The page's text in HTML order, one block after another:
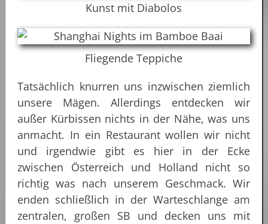
Kunst mit Diabolos
Fliegende Teppiche
Tatsächlich knurren uns inzwischen ziemlich
unsere Mägen. Allerdings entdecken wir
außer Kürbissen nichts in der Nähe, was uns
anmacht. In ein Restaurant wollen wir nicht
und irgendwie gibt es hier in der Ecke
zwischen Österreich und Holland nicht so
richtig was nach unserem Geschmack. Wir
enden schließlich in der Warteschlange am
zentralen, großen SB und decken uns mit